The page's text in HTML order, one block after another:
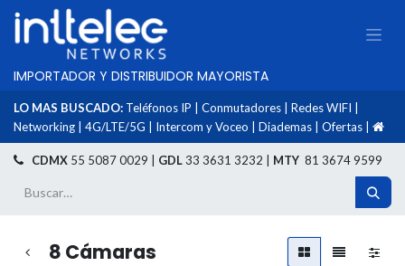
IMPORTADOR Y DISTRIBUIDOR MAYORISTA
LO MAS BUSCADO: Teléfonos IP Conmutadores Redes WIFI
Networking
4G/LTE/5G Intercom y Voceo Diademas Ofertas
CDMX 55 5087 0029 | GDL33 3631 3232 | MTY 81 3674 9599
8 Cámaras